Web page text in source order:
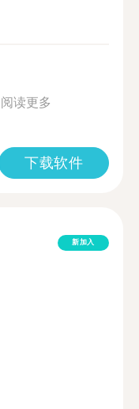
阅读更多
下载软件
新加入